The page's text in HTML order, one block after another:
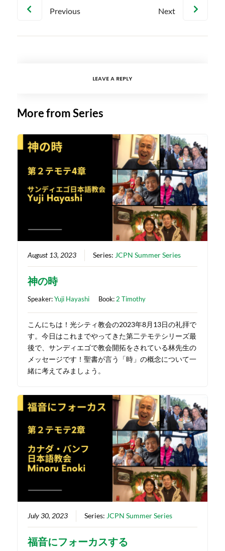
Previous Next
LEAVE A REPLY
More from Series
August 13, 2023 Series: JCPN Summer Series
神の時
Speaker:Yuji Hayashi Book: 2 Timothy
こんにちは！光シティ教会の2023年8月13日の礼拝で
す。今日はこれまでやってきた第二テモテシリーズ最
後で、サンディエゴで教会開拓をされている林先生の
メッセージです！聖書が言う「時」の概念について一
緒に考えてみましょう。
July 30, 2023 Series: JCPN Summer Series
福音にフォーカスする